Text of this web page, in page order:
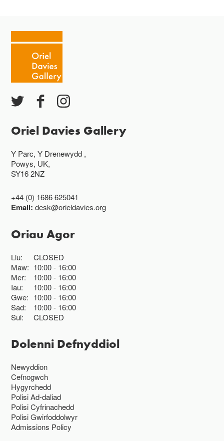
Oriel Davies Gallery
Y Parc, Y Drenewydd ,
Powys, UK,
SY16 2NZ
+44 (0) 1686 625041
Email:desk@orieldavies.org
Oriau Agor
Llu:
CLOSED
Maw: 10:00 16:00
Mer:
10:00 16:00
Iau:
10:00 16:00
Gwe: 10:00 16:00
Sad:
10:00 16:00
Sul:
CLOSED
Dolenni Defnyddiol
Newyddion
Cefnogwch
Hygyrchedd
Polisi Ad-daliad
Polisi Cyfrinachedd
Polisi Gwirfoddolwyr
Admissions Policy